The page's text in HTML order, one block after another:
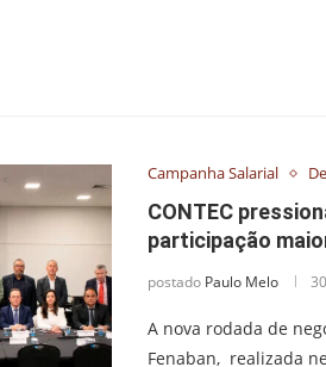
Campanha Salarial
CONTEC
participação
postado Paulo Melo
A nova rodada de
Fenaban, realizada